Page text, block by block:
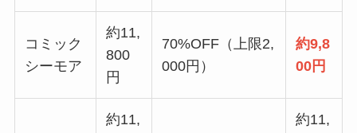
コミック
シーモア
約11,
800
円
70%OFF（上限2,
000円）
約9,8
00円
約11,
約11,